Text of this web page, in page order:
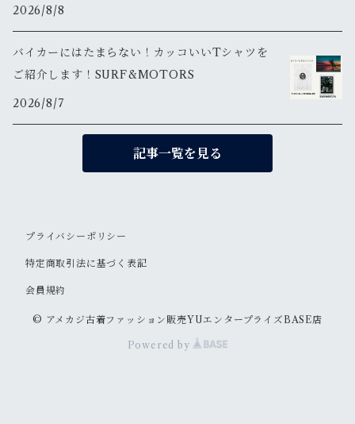
2026/8/8
バイカーにはたまらない！カッコいいTシャツを
ご紹介します！SURF&MOTORS
2026/8/7
記事一覧を見る
プライバシーポリシー
特定商取引法に基づく表記
会員規約
© アメカジ古着ファッション販売YUエンタープライズBASE店
Powered by